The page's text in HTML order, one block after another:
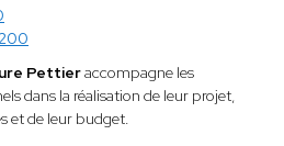
Pettieraccompagne les
dans la réalisation de leur projet,
et de leur budget.